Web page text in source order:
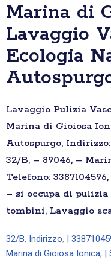
Marina di
Lavaggio
Ecologia
Lavaggio Pulizia
Marina di Gioiosa
Autospurgo,
32/B, – 89046, –
Telefono:
– si occupa di
tombini, Lavaggio
32/B, Indirizzo, |
Marina di Gioiosa Ionica,